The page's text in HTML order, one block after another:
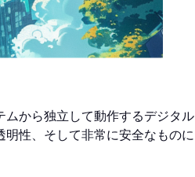
から独立して動作するデジタル
性、そして非常に安全なものに